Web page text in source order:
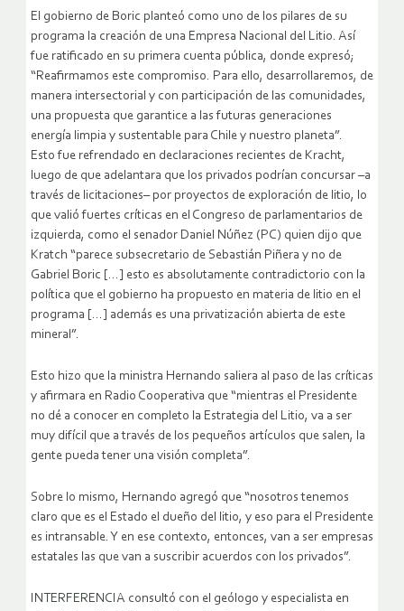
El gobierno de Boric planteó como uno de los pilares de su
programa la creación de una Empresa Nacional del Litio. Así
fue ratificado en su primera cuenta pública, donde expresó;
“Reafirmamos este compromiso. Para ello, desarrollaremos, de
manera intersectorial y con participación de las comunidades,
una propuesta que garantice a las futuras generaciones
energía limpia y sustentable para Chile y nuestro planeta”.
Esto fue refrendado en declaraciones recientes de Kracht,
luego de que adelantara que los privados podrían concursar –a
través de licitaciones– por proyectos de exploración de litio, lo
que valió fuertes críticas en el Congreso de parlamentarios de
izquierda, como el senador Daniel Núñez (PC) quien dijo que
Kratch “parece subsecretario de Sebastián Piñera y no de
Gabriel Boric […] esto es absolutamente contradictorio con la
política que el gobierno ha propuesto en materia de litio en el
programa […] además es una privatización abierta de este
mineral”.
Esto hizo que la ministra Hernando saliera al paso de las críticas
y afirmara en Radio Cooperativa que “mientras el Presidente
no dé a conocer en completo la Estrategia del Litio, va a ser
muy difícil que a través de los pequeños artículos que salen, la
gente pueda tener una visión completa”.
Sobre lo mismo, Hernando agregó que “nosotros tenemos
claro que es el Estado el dueño del litio, y eso para el Presidente
es intransable. Y en ese contexto, entonces, van a ser empresas
estatales las que van a suscribir acuerdos con los privados”.
INTERFERENCIA consultó con el geólogo y especialista en